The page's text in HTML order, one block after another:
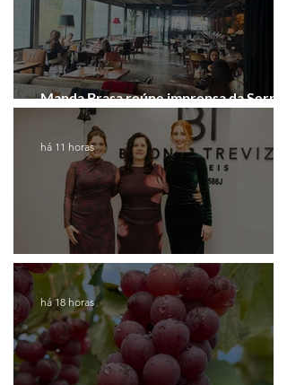
Manda Brasa reúne imprensa da Serra
Gaúcha para falar de expansão
Coluna de Caxias
há 11 horas
há 18 horas